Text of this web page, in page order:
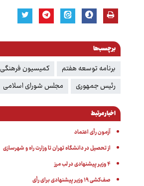
برچسب‌ها
برنامه توسعه هفتم کمیسیون فرهنگی
رئیس جمهوری
مجلس شورای اسلامی
اخبار مرتبط
آزمون رأی اعتماد
از تحصیل در دانشگاه تهران تا وزارت راه و شهرسازی
۴ وزیر پیشنهادی در لب مرز
صف‌کشی ۱۹ وزیر پیشنهادی برای رأی